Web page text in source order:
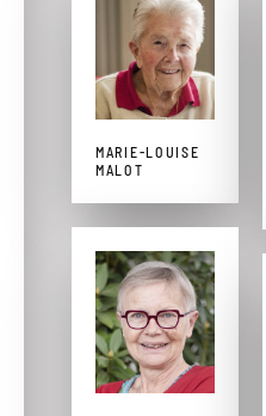
MARIE-LOUISE
MALOT